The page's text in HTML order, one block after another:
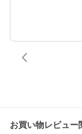
お買い物レビュー